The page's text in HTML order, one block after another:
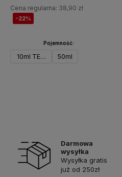
Cena regularna: 38,90 zł
-22%
Pojemność:
10ml TESTER 50ml
Darmowa
wysyłka
Wysyłka gratis
już od 250zł